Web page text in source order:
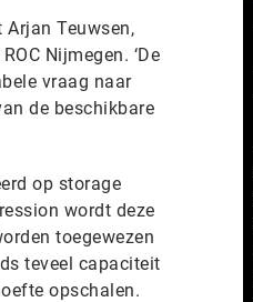
Arjan Teuwsen,
Nijmegen. ‘De
vraag naar
de beschikbare
op storage
wordt deze
toegewezen
teveel capaciteit
opschalen.